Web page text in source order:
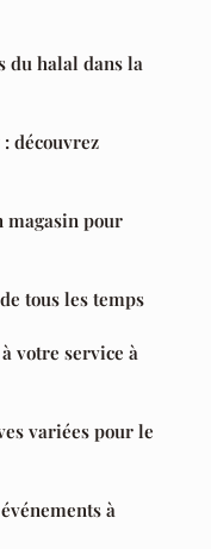
du halal dans la
découvrez
magasin pour
tous les temps
votre service à
variées pour le
à